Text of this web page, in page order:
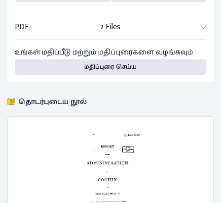
PDF
2 Files
உங்கள் மதிப்பீடு மற்றும் மதிப்புரைகளை வழங்கவும்
மதிப்புரை செய்ய
தொடர்புடைய நூல்